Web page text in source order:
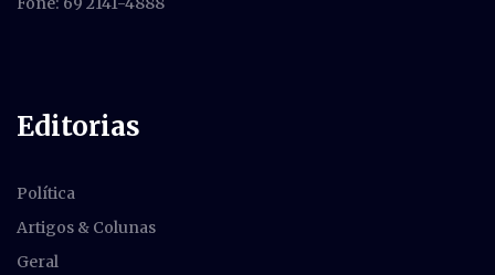
Editorias
Política
Artigos & Colunas
Geral